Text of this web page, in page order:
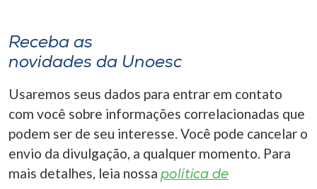
Receba as
novidades da Unoesc
Usaremos seus dados para entrar em contato
com você sobre informações correlacionadas que
podem ser de seu interesse. Você pode cancelar o
envio da divulgação, a qualquer momento. Para
mais detalhes, leia nossa política de